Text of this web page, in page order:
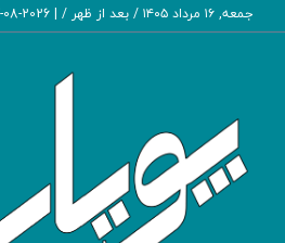
جمعه, ۱۶ مرداد ۱۴۰۵ / بعد از ظهر / |
2026-08-07